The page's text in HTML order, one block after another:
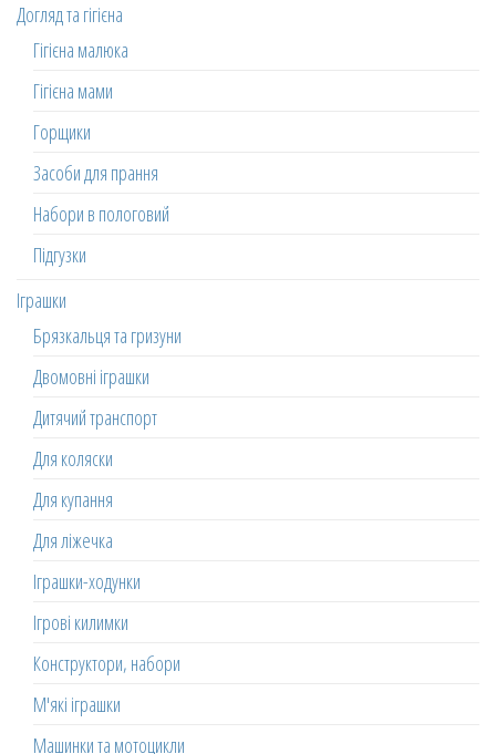
Догляд та гігієна
Гігієна малюка
Гігієна мами
Горщики
Засоби для прання
Набори в пологовий
Підгузки
Іграшки
Брязкальця та гризуни
Двомовні іграшки
Дитячий транспорт
Для коляски
Для купання
Для ліжечка
Іграшки-ходунки
Ігрові килимки
Конструктори, набори
М'які іграшки
Машинки та мотоцикли